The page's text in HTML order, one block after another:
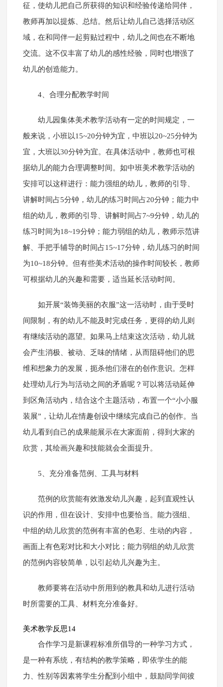
征，使幼儿把自己所获得的知识和经验传递给同伴，
教师再加以提炼、总结。然后让幼儿自己选择活动区
域，在和同伴一起剪贴过程中，幼儿之间也在不断地
交流。这不仅丰富了幼儿的感性经验，同时也增强了
幼儿的创造能力。
4、合理分配教学时间
幼儿园集体美术教学活动有一定的时间规定，一
般来说，小班以15~20分钟为宜，中班以20~25分钟为
宜，大班以30分钟为宜。在具体活动中，教师也可根
据幼儿的能力合理调整时间。如中班美术教学活动的
安排可以这样进行：能力强组的幼儿，教师的引导、
讲解时间占5分钟，幼儿的练习时间占20分钟；能力中
组的幼儿，教师的引导、讲解时间占7~9分钟，幼儿的
练习时间为18~19分钟；能力弱组的幼儿，教师示范讲
解、手把手辅导的时间占15~17分钟，幼儿练习的时间
为10~18分钟。但有些美术活动的操作时间较长，教师
可根据幼儿的兴趣和需要，适当延长活动时间。
如开展“装饰美丽的衣服”这一活动时，由于受时
间限制，有的幼儿不能及时完成任务，更得的幼儿则
有继续活动的愿望。如果马上结束这次活动，幼儿就
会产生消极、被动、乏味的情绪，从而阻碍他们的思
维和想象力的发展，扼杀他们潜在的创作意识。怎样
处理幼儿行为与活动之间的矛盾呢？可以将活动延伸
到区角活动内，结合这个主题活动，布置一个“小小服
装展”，让幼儿在情趣创设中继续完成自己的创作。当
幼儿看到自己的成果能展示在大家面前，得到大家的
欣赏，其绘画兴趣和技能就会全面提升。
5、充分准备范例、工具与材料
范例的欣赏能有效激发幼儿兴趣，起到直观性认
识的作用，但在设计、安排中也要恰当。能力强组、
中组的幼儿欣赏的范例有丰富的色彩、生动的内容，
画面上有色彩对比和大小对比；能力弱组的幼儿欣赏
的范例内容较简单，以引起幼儿兴趣为主。
教师要将在活动中所用到的教具和幼儿进行活动
时所需要的工具、材料充分准备好。
美术教学反思14
合作学习是新课程标准所倡导的一种学习方式，
是一种有系统，有结构的教学策略，即依学生的能
力、性别等因素将学生分配到小组中，鼓励同学间彼